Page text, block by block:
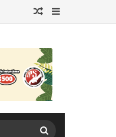
Publicación al azar
Barra lateral
Buscar